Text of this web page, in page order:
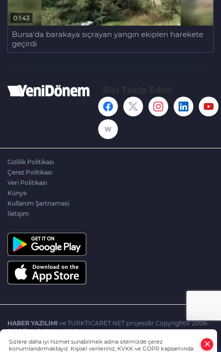
0:1:43
Bursa'da barakaya sıçrayan yangın ekipleri harekete
geçirdi
Gizlilik Politikası
Çerez Politikası
Veri Politikası
Künye
Kullanım Şartnamesi
İletişim
HABER YAZILIMI ve TURKTICARET.NET projesidir Copyright© 2006-
2026 Tüm hakları saklıdır.
Sizlere daha iyi hizmet sunabilmek adına sitemizde çerez
konumlandırmaktayız. Kişisel verileriniz, KVKK ve GDPR kapsamında